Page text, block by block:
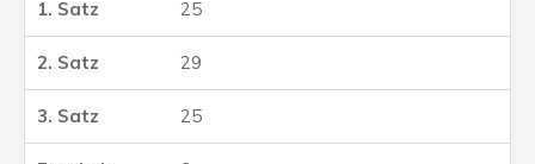
25
29
25